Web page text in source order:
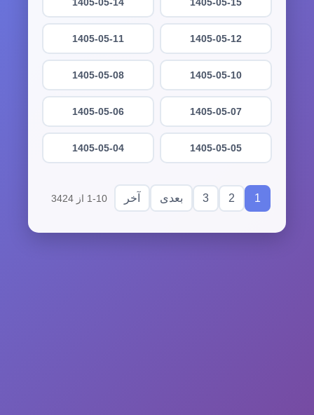
1405-05-12
1405-05-11
1405-05-10
1405-05-08
1405-05-07
1405-05-06
1405-05-05
1405-05-04
1
2
3 بعدی آخر 1-10 از 3424